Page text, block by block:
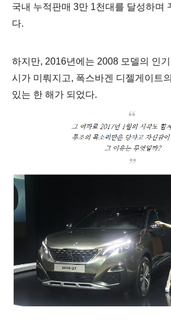
국내 누적판매 3만 1천대를 달성하며
다.
하지만, 2016년에는 2008 모델의 인
시가 미뤄지고, 폭스바겐 디젤게이트
있는 한 해가 되었다.